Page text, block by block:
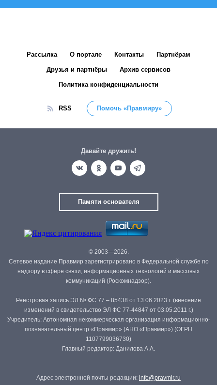
Рассылка О портале Контакты Партнёрам
Друзья и партнёры Архив сервисов
Политика конфиденциальности
RSS Помочь «Правмиру»
Давайте дружить!
Памяти основателя
© 2003—2026.
Сетевое издание Правмир зарегистрировано в Федеральной службе по
надзору в сфере связи, информационных технологий и массовых
коммуникаций (Роскомнадзор).
Реестровая запись ЭЛ № ФС 77 – 85438 от 13.06.2023 г. (внесение
изменений в свидетельство ЭЛ ФС 77-44847 от 03.05.2011 г.)
Учредитель: Автономная некоммерческая организация информационно-
познавательный центр «Правмир» (АНО «Правмир») (ОГРН
1107799036730)
Главный редактор: Данилова А.А.
Адрес электронной почты редакции: info@pravmir.ru